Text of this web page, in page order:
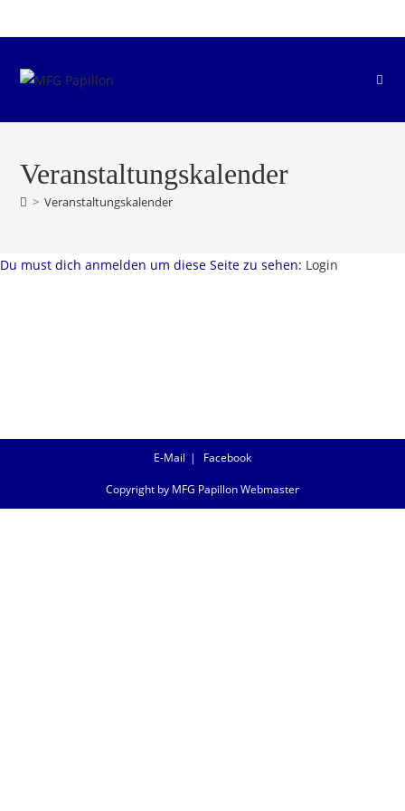
Inhalt
Veranstaltungskalender
> Veranstaltungskalender
Du must dich anmelden um diese Seite zu sehen: Login
E-Mail Facebook
Copyright by MFG Papillon Webmaster